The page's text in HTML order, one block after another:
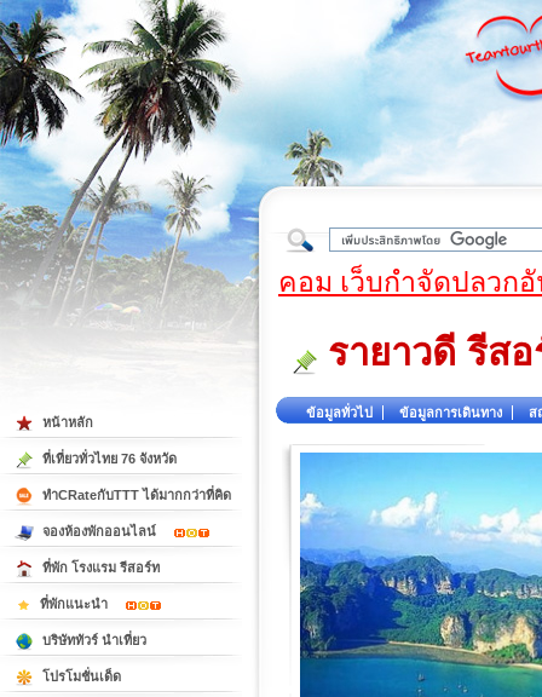
ต้
คอม เว็บกำจัดปลวก
รายาวดี รีส
ข้อมูลทั่วไป ข้อมูลการเดินทาง ส
หน้าหลัก
ที่เที่ยวทั่วไทย 76 จังหวัด
ทำCRateกับTTT ได้มากกว่าที่คิด
จองห้องพักออนไลน์
ที่พัก โรงแรม รีสอร์ท
ที่พักแนะนำ
บริษัททัวร์ นำเที่ยว
โปรโมชั่นเด็ด